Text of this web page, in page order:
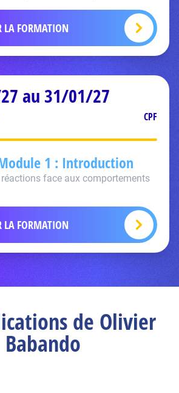
LA FORMATION
au 31/01/27
CPF
1 : Introduction
face aux comportements
LA FORMATION
de Olivier
Babando